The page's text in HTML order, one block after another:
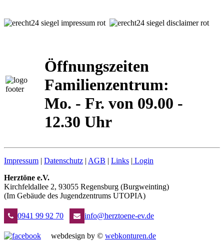
Öffnungszeiten
Familienzentrum:
Mo. - Fr. von 09.00 -
12.30 Uhr
Impressum | Datenschutz | AGB | Links | Login
Herztöne e.V.
Kirchfeldallee 2, 93055 Regensburg (Burgweinting)
(Im Gebäude des Jugendzentrums UTOPIA)
0941 99 92 70 info@herztoene-ev.de
webdesign by © webkonturen.de